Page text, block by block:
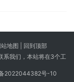
地图 | 回到顶部
系我们，本站将在3个工
2022044382号-10